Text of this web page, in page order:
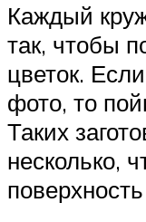
Каждый
так, чтобы
цветок.
фото, то
Таких
несколько,